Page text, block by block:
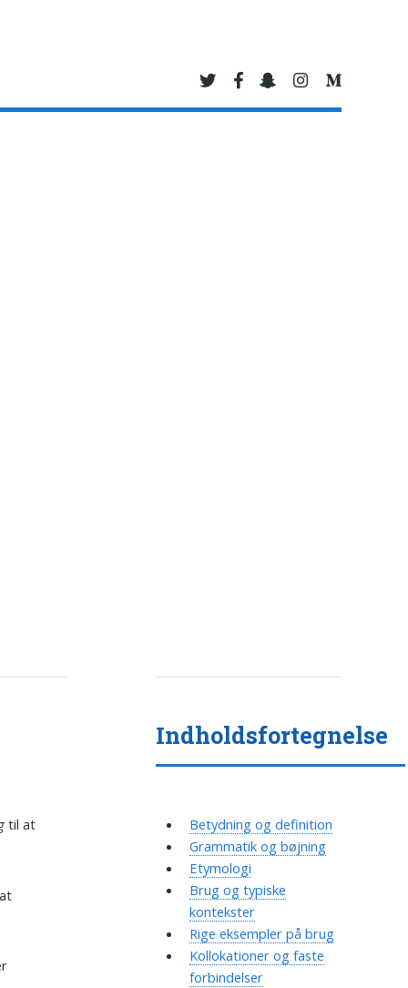
til at
Indholdsfortegnelse
Betydning og definition
Grammatik og bøjning
Etymologi
Brug og typiske
kontekster
Rige eksempler på brug
Kollokationer og faste
forbindelser